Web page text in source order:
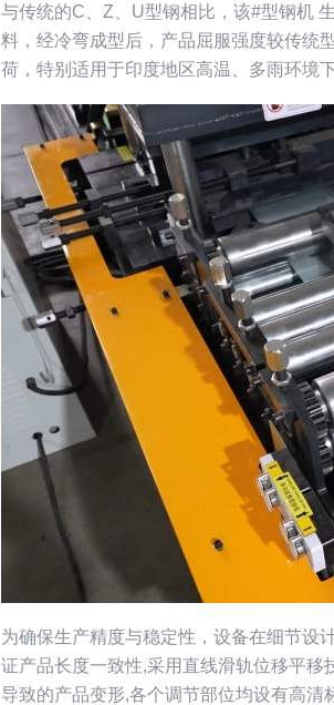
与传统的C、Z、U型钢相比，该#型钢机
料，经冷弯成型后，产品屈服强度较传统
荷，特别适用于印度地区高温、多雨环境
为确保生产精度与稳定性，设备在细节设
证产品长度一致性,采用直线滑轨位移平
导致的产品变形,各个调节部位均设有高